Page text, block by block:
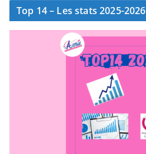
Top 14 – Les stats 2025-2026